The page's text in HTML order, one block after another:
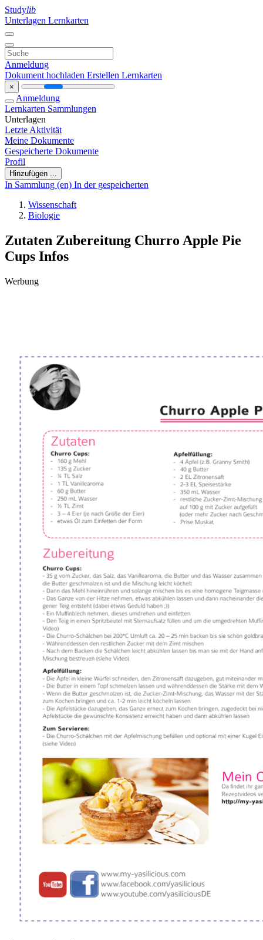
Studylib
Unterlagen Lernkarten
Anmeldung
Dokument hochladen Erstellen Lernkarten
×
Anmeldung
Lernkarten Sammlungen
Unterlagen
Letzte Aktivität
Meine Dokumente
Gespeicherte Dokumente
Profil
Hinzufügen ...
In Sammlung (en) In der gespeicherten
Wissenschaft
Biologie
Zutaten Zubereitung Churro Apple Pie
Cups Infos
Werbung